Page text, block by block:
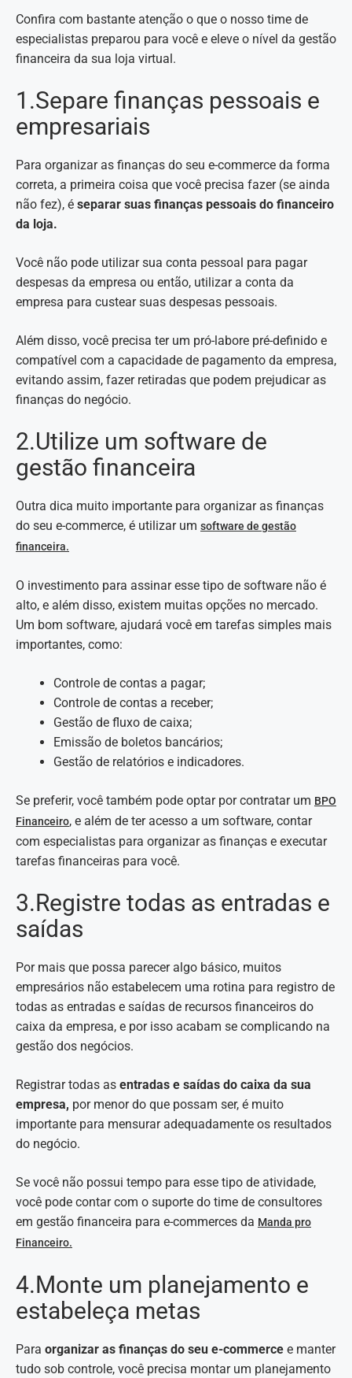
Confira com bastante atenção o que o nosso time de
especialistas preparou para você e eleve o nível da gestão
financeira da sua loja virtual.
1.Separe finanças pessoais e
empresariais
Para organizar as finanças do seu e-commerce da forma
correta, a primeira coisa que você precisa fazer (se ainda
não fez), é separar suas finanças pessoais do financeiro
da loja.
Você não pode utilizar sua conta pessoal para pagar
despesas da empresa ou então, utilizar a conta da
empresa para custear suas despesas pessoais.
Além disso, você precisa ter um pró-labore pré-definido e
compatível com a capacidade de pagamento da empresa,
evitando assim, fazer retiradas que podem prejudicar as
finanças do negócio.
2.Utilize um software de
gestão financeira
Outra dica muito importante para organizar as finanças
do seu e-commerce, é utilizar um software de gestão
financeira.
O investimento para assinar esse tipo de software não é
alto, e além disso, existem muitas opções no mercado.
Um bom software, ajudará você em tarefas simples mais
importantes, como:
Controle de contas a pagar;
Controle de contas a receber;
Gestão de fluxo de caixa;
Emissão de boletos bancários;
Gestão de relatórios e indicadores.
Se preferir, você também pode optar por contratar um BPO
Financeiro, e além de ter acesso a um software, contar
com especialistas para organizar as finanças e executar
tarefas financeiras para você.
3.Registre todas as entradas e
saídas
Por mais que possa parecer algo básico, muitos
empresários não estabelecem uma rotina para registro de
todas as entradas e saídas de recursos financeiros do
caixa da empresa, e por isso acabam se complicando na
gestão dos negócios.
Registrar todas as entradas e saídas do caixa da sua
empresa, por menor do que possam ser, é muito
importante para mensurar adequadamente os resultados
do negócio.
Se você não possui tempo para esse tipo de atividade,
você pode contar com o suporte do time de consultores
em gestão financeira para e-commerces da Manda pro
Financeiro.
4.Monte um planejamento e
estabeleça metas
Para organizar as finanças do seu e-commerce e manter
tudo sob controle, você precisa montar um planejamento